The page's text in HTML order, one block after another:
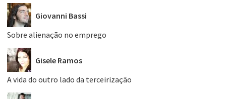
Giovanni Bassi
Sobre alienação no emprego
Gisele Ramos
A vida do outro lado da terceirização